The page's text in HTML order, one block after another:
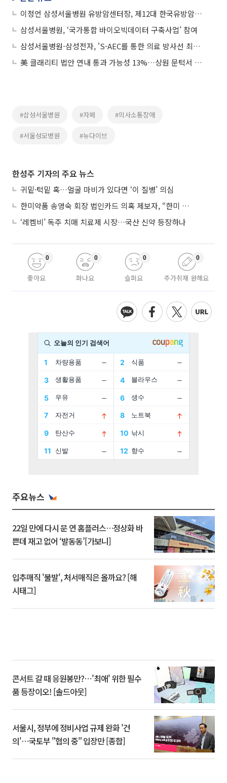
이정언 삼성서울병원 유방암센터장, 제12대 한국유방암학회 이사장 취임
삼성서울병원, ‘국가통합 바이오빅데이터 구축사업’ 참여
삼성서울병원-삼성전자, 'S-AEC를 통한 의료 방사선 최적화' 백서 발간
美 클래리티 법안 연내 통과 가능성 13%…상원 문턱서 제동
#삼성서울병원 #자폐 #의사소통장애
#서울성모병원 #뉴다이브
한성주 기자의 주요 뉴스
귀밑·턱밑 혹…얼굴 마비가 있다면 ‘이 질병’ 의심
한미약품 송영숙 회장 법인카드 의혹 제보자, “한미 잘 되기 바라는 마음”
‘레켐비’ 독주 치매 치료제 시장…국산 신약 등장하나
좋아요
0
화나요
0
슬퍼요
0
추가취재 원해요
0
주요뉴스
22일 만에 다시 문 연 홈플러스…정상화 바
쁜데 재고 없어 ‘발동동’[가보니]
입추매직 '불발', 처서매직은 올까요? [해
시태그]
콘서트 갈 때 응원봉만?⋯'최애' 위한 필수
품 등장이오! [솔드아웃]
서울시, 정부에 정비사업 규제 완화 '건
의'⋯국토부 "협의 중" 입장만 [종합]